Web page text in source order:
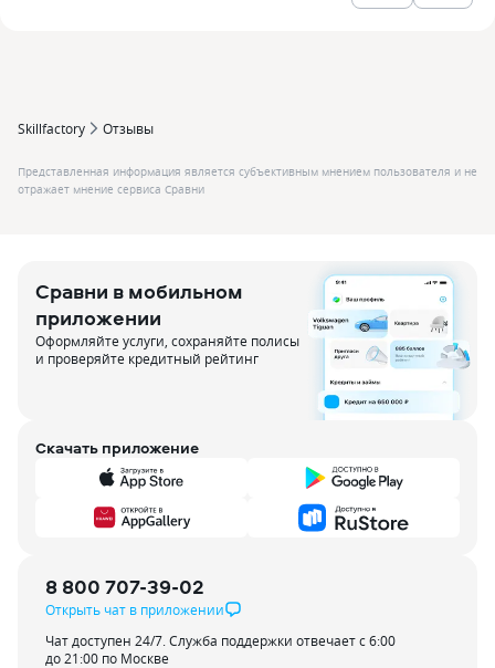
Skillfactory Отзывы
Представленная информация является субъективным мнением пользователя и не
отражает мнение сервиса Сравни
Сравни в мобильном
приложении
Оформляйте услуги, сохраняйте полисы
и проверяйте кредитный рейтинг
Скачать приложение
8 800 707-39-02
Открыть чат в приложении
Чат доступен 24/7. Служба поддержки отвечает с 6:00
до 21:00 по Москве